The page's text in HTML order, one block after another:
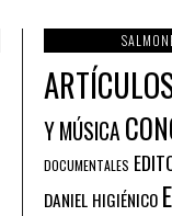
Y MÚSICA
DOCUMENTALES
DANIEL HIGIÉNICO